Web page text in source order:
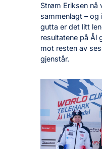
Strøm Eriksen nå
sammenlagt – og
gutta er det litt
resultatene på Ål
mot resten av
gjenstår.